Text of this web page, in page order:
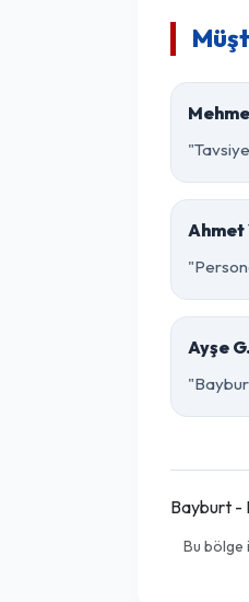
Ahmet
Ayşe G.
Bayburt -
Bu bölge